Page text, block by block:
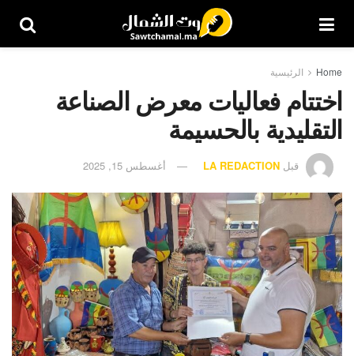
Home الرئيسية
اختتام فعاليات معرض الصناعة
التقليدية بالحسيمة
قبل LA REDACTION أغسطس 15, 2025